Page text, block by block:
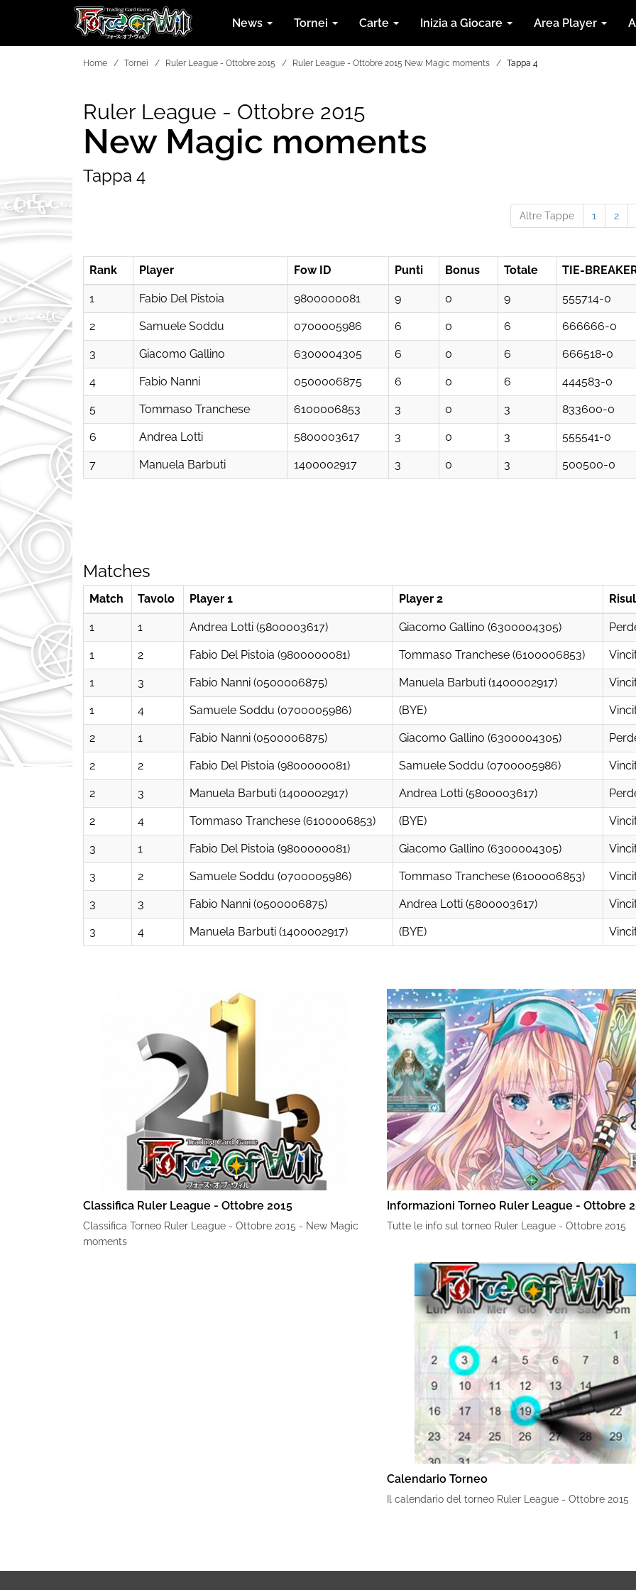
News Tornei Carte Inizia a Giocare Area Player
Home Tornei Ruler League - Ottobre 2015 Ruler League - Ottobre 2015 New Magic moments Tappa 4
Ruler League - Ottobre 2015
New Magic moments
Tappa 4
Altre Tappe 1 2
Rank Player Fow ID Punti Bonus Totale TIE-
1 Fabio Del Pistoia 9800000081 9 0 9 555714-0
2 Samuele Soddu 0700005986 6 0 6 666666-0
3 Giacomo Gallino 6300004305 6 0 6 666518-0
4 Fabio Nanni 0500006875 6 0 6 444583-0
5 Tommaso Tranchese 6100006853 3 0 3 833600-0
6 Andrea Lotti 5800003617 3 0 3 555541-0
7 Manuela Barbuti 1400002917 3 0 3 500500-0
Matches
Match Tavolo Player 1 Player 2
1 1 Andrea Lotti (5800003617) Giacomo Gallino (6300004305)
1 2 Fabio Del Pistoia (9800000081) Tommaso Tranchese (6100006853)
1 3 Fabio Nanni (0500006875) Manuela Barbuti (1400002917)
1 4 Samuele Soddu (0700005986) (BYE)
2 1 Fabio Nanni (0500006875) Giacomo Gallino (6300004305)
2 2 Fabio Del Pistoia (9800000081) Samuele Soddu (0700005986)
2 3 Manuela Barbuti (1400002917) Andrea Lotti (5800003617)
2 4 Tommaso Tranchese (6100006853) (BYE)
3 1 Fabio Del Pistoia (9800000081) Giacomo Gallino (6300004305)
3 2 Samuele Soddu (0700005986) Tommaso Tranchese (6100006853)
3 3 Fabio Nanni (0500006875) Andrea Lotti (5800003617)
3 4 Manuela Barbuti (1400002917) (BYE)
Classifica Ruler League - Ottobre 2015
Classifica Torneo Ruler League - Ottobre 2015 - New Magic
moments
Informazioni Torneo Ruler League - Ottobre
Tutte le info sul torneo Ruler League - Ottobre 2015
Calendario Torneo
Il calendario del torneo Ruler League - Ottobre 2015